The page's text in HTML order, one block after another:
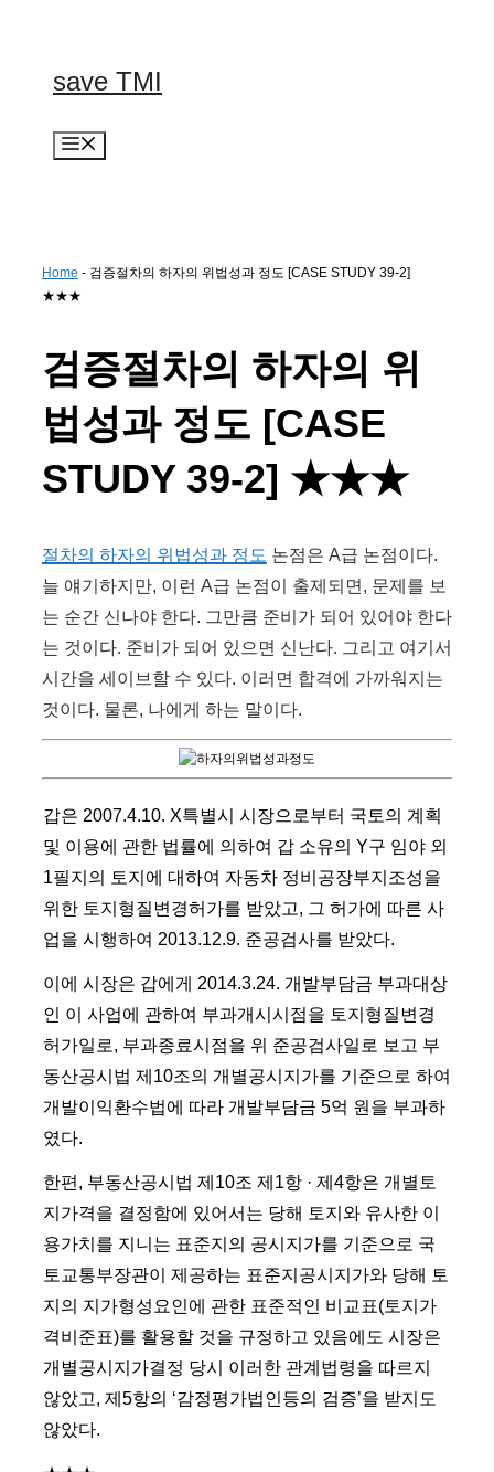
save TMI
Home - 검증절차의 하자의 위법성과 정도 [CASE STUDY 39-2]
★★★
검증절차의 하자의 위
법성과 정도 [CASE
STUDY 39-2] ★★★
절차의 하자의 위법성과 정도 논점은 A급 논점이다.
늘 얘기하지만, 이런 A급 논점이 출제되면, 문제를 보
는 순간 신나야 한다. 그만큼 준비가 되어 있어야 한다
는 것이다. 준비가 되어 있으면 신난다. 그리고 여기서
시간을 세이브할 수 있다. 이러면 합격에 가까워지는
것이다. 물론, 나에게 하는 말이다.
갑은 2007.4.10. X특별시 시장으로부터 국토의 계획
및 이용에 관한 법률에 의하여 갑 소유의 Y구 임야 외
1필지의 토지에 대하여 자동차 정비공장부지조성을
위한 토지형질변경허가를 받았고, 그 허가에 따른 사
업을 시행하여 2013.12.9. 준공검사를 받았다.
이에 시장은 갑에게 2014.3.24. 개발부담금 부과대상
인 이 사업에 관하여 부과개시시점을 토지형질변경
허가일로, 부과종료시점을 위 준공검사일로 보고 부
동산공시법 제10조의 개별공시지가를 기준으로 하여
개발이익환수법에 따라 개발부담금 5억 원을 부과하
였다.
한편, 부동산공시법 제10조 제1항 · 제4항은 개별토
지가격을 결정함에 있어서는 당해 토지와 유사한 이
용가치를 지니는 표준지의 공시지가를 기준으로 국
토교통부장관이 제공하는 표준지공시지가와 당해 토
지의 지가형성요인에 관한 표준적인 비교표(토지가
격비준표)를 활용할 것을 규정하고 있음에도 시장은
개별공시지가결정 당시 이러한 관계법령을 따르지
않았고, 제5항의 ‘감정평가법인등의 검증’을 받지도
않았다.